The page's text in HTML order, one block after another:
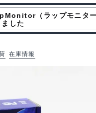
（ラップモニタ
した
在庫情報